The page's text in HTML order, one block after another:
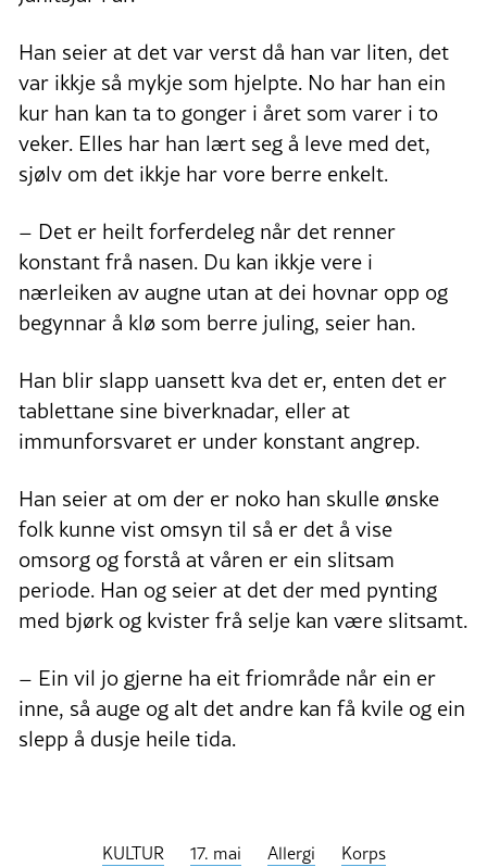
Han seier at det var verst då han var liten, det
var ikkje så mykje som hjelpte. No har han ein
kur han kan ta to gonger i året som varer i to
veker. Elles har han lært seg å leve med det,
sjølv om det ikkje har vore berre enkelt.
– Det er heilt forferdeleg når det renner
konstant frå nasen. Du kan ikkje vere i
nærleiken av augne utan at dei hovnar opp og
begynnar å klø som berre juling, seier han.
Han blir slapp uansett kva det er, enten det er
tablettane sine biverknadar, eller at
immunforsvaret er under konstant angrep.
Han seier at om der er noko han skulle ønske
folk kunne vist omsyn til så er det å vise
omsorg og forstå at våren er ein slitsam
periode. Han og seier at det der med pynting
med bjørk og kvister frå selje kan være slitsamt.
– Ein vil jo gjerne ha eit friområde når ein er
inne, så auge og alt det andre kan få kvile og ein
slepp å dusje heile tida.
KULTUR 17. mai Allergi Korps